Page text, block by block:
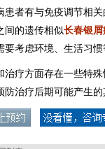
患者有与免疫调节相
间的遗传相似长春银
考虑环境、生活习惯
疗方面存在一些特
治疗后期可能产生